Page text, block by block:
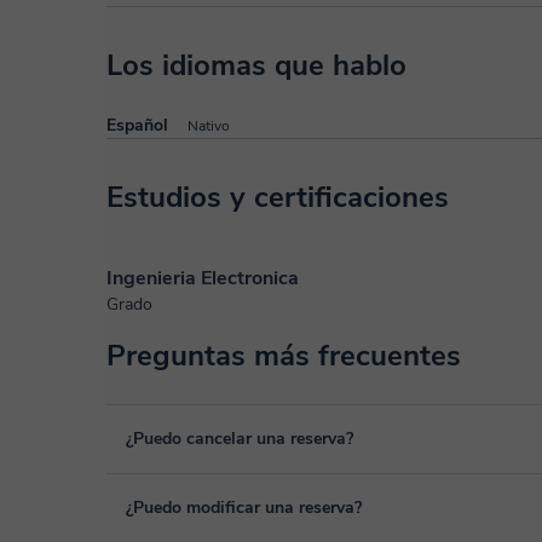
Los idiomas que hablo
Español Nativo
Estudios y certificaciones
Ingenieria Electronica
Grado
Preguntas más frecuentes
¿Puedo cancelar una reserva?
Sí, puedes cancelar una reserva hasta un máximo de 8
¿Puedo modificar una reserva?